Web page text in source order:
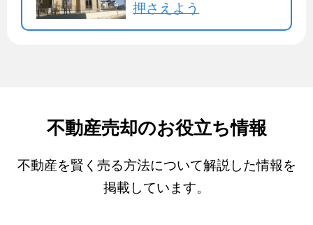
押さえよう
不動産売却のお役立ち情報
不動産を賢く売る方法について解説した情報を
掲載しています。